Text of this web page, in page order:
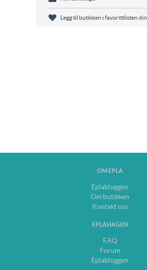
Legg til butikken i favorittlisten din
OM EPLA
Eplabloggen
Om butikken
Kontakt oss
EPLAHAGEN
FAQ
Forum
Eplabloggen